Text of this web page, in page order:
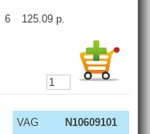
6 125.09 р.
VAG
N10609101